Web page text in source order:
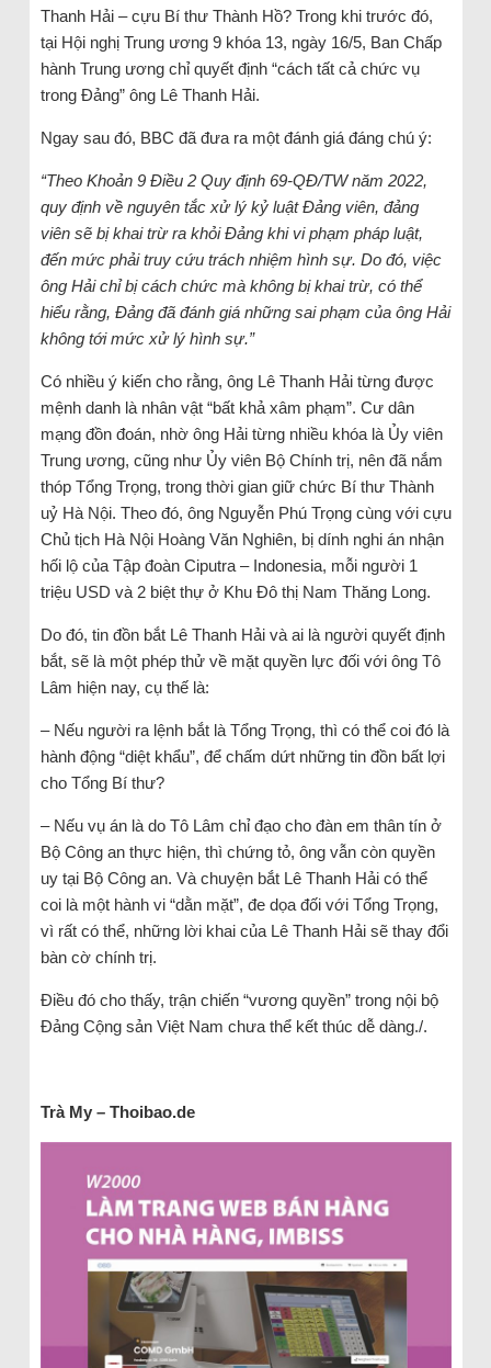
Thanh Hải – cựu Bí thư Thành Hồ? Trong khi trước đó,
tại Hội nghị Trung ương 9 khóa 13, ngày 16/5, Ban Chấp
hành Trung ương chỉ quyết định “cách tất cả chức vụ
trong Đảng” ông Lê Thanh Hải.
Ngay sau đó, BBC đã đưa ra một đánh giá đáng chú ý:
“Theo Khoản 9 Điều 2 Quy định 69-QĐ/TW năm 2022,
quy định về nguyên tắc xử lý kỷ luật Đảng viên, đảng
viên sẽ bị khai trừ ra khỏi Đảng khi vi phạm pháp luật,
đến mức phải truy cứu trách nhiệm hình sự. Do đó, việc
ông Hải chỉ bị cách chức mà không bị khai trừ, có thể
hiểu rằng, Đảng đã đánh giá những sai phạm của ông Hải
không tới mức xử lý hình sự.”
Có nhiều ý kiến cho rằng, ông Lê Thanh Hải từng được
mệnh danh là nhân vật “bất khả xâm phạm”. Cư dân
mạng đồn đoán, nhờ ông Hải từng nhiều khóa là Ủy viên
Trung ương, cũng như Ủy viên Bộ Chính trị, nên đã nắm
thóp Tổng Trọng, trong thời gian giữ chức Bí thư Thành
uỷ Hà Nội. Theo đó, ông Nguyễn Phú Trọng cùng với cựu
Chủ tịch Hà Nội Hoàng Văn Nghiên, bị dính nghi án nhận
hối lộ của Tập đoàn Ciputra – Indonesia, mỗi người 1
triệu USD và 2 biệt thự ở Khu Đô thị Nam Thăng Long.
Do đó, tin đồn bắt Lê Thanh Hải và ai là người quyết định
bắt, sẽ là một phép thử về mặt quyền lực đối với ông Tô
Lâm hiện nay, cụ thế là:
– Nếu người ra lệnh bắt là Tổng Trọng, thì có thể coi đó là
hành động “diệt khẩu”, để chấm dứt những tin đồn bất lợi
cho Tổng Bí thư?
– Nếu vụ án là do Tô Lâm chỉ đạo cho đàn em thân tín ở
Bộ Công an thực hiện, thì chứng tỏ, ông vẫn còn quyền
uy tại Bộ Công an. Và chuyện bắt Lê Thanh Hải có thể
coi là một hành vi “dằn mặt”, đe dọa đối với Tổng Trọng,
vì rất có thể, những lời khai của Lê Thanh Hải sẽ thay đổi
bàn cờ chính trị.
Điều đó cho thấy, trận chiến “vương quyền” trong nội bộ
Đảng Cộng sản Việt Nam chưa thể kết thúc dễ dàng./.
Trà My – Thoibao.de